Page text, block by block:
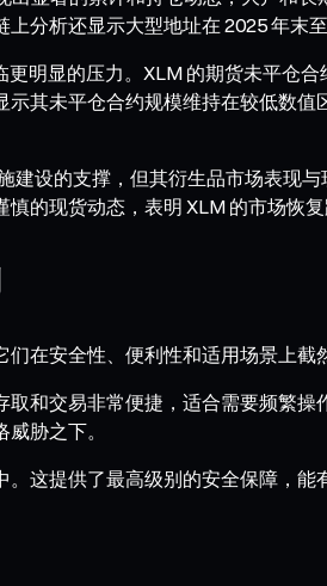
分析还显示大型地址在 2025 年末
明显的压力。XLM 的期货未平仓
其未平仓合约规模维持在较低数
建设的支撑，但其衍生品市场表现
的现货动态，表明 XLM 的市场恢
在安全性、便利性和适用场景上截
和交易非常便捷，适合需要频繁
胁之下。
这提供了最高级别的安全保障，